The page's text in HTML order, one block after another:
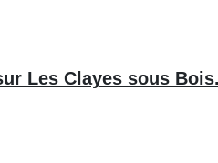
Les Clayes sous Bois.